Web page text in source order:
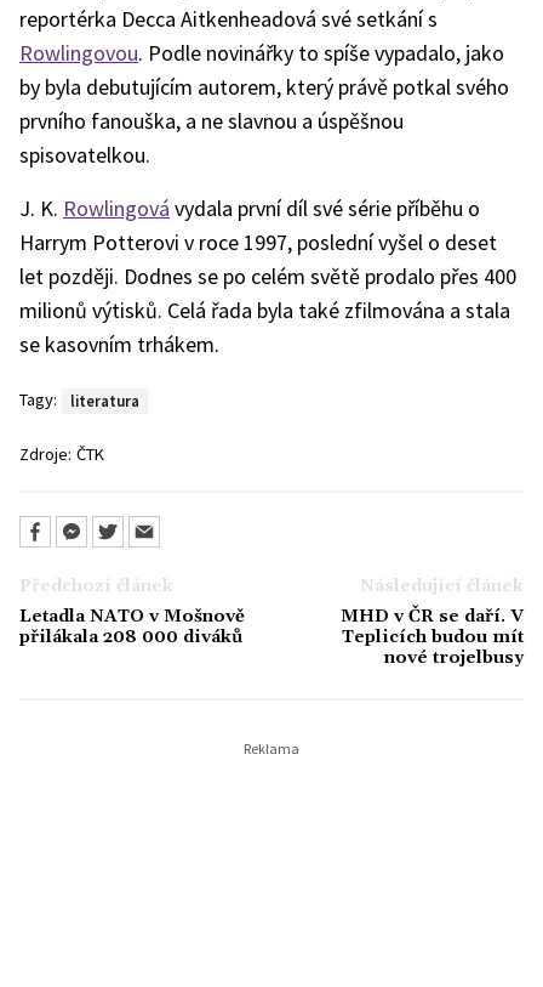
reportérka Decca Aitkenheadová své setkání s
Rowlingovou. Podle novinářky to spíše vypadalo, jako
by byla debutujícím autorem, který právě potkal svého
prvního fanouška, a ne slavnou a úspěšnou
spisovatelkou.
J. K. Rowlingová vydala první díl své série příběhu o
Harrym Potterovi v roce 1997, poslední vyšel o deset
let později. Dodnes se po celém světě prodalo přes 400
milionů výtisků. Celá řada byla také zfilmována a stala
se kasovním trhákem.
Tagy: literatura
Zdroje: ČTK
Předchozí článek
Letadla NATO v Mošnově
přilákala 208 000 diváků
Následující článek
MHD v ČR se daří. V
Teplicích budou mít
nové trojelbusy